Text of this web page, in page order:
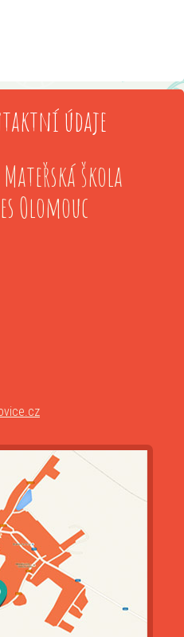
údaje
škola
Olomouc